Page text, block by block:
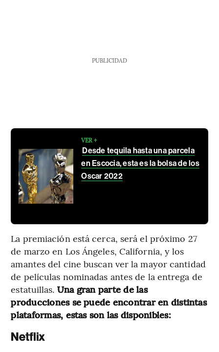
PUBLICIDAD
VER +
Desde tequila hasta una parcela
en Escocia, esta es la bolsa de los
Oscar 2022
La premiación está cerca, será el próximo 27
de marzo en Los Ángeles, California, y los
amantes del cine buscan ver la mayor cantidad
de películas nominadas antes de la entrega de
estatuillas. Una gran parte de las
producciones se puede encontrar en distintas
plataformas, estas son las disponibles:
Netflix